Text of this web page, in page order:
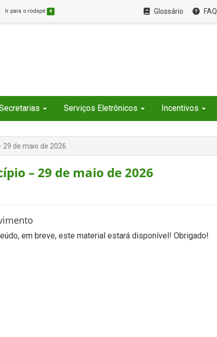
Ir para o rodapé 4 Glossário FAQ
Serviços Eletrônicos Incentivos
29 de maio de 2026
– 29 de maio de 2026
em breve, este material estará disponível! Obrigado!